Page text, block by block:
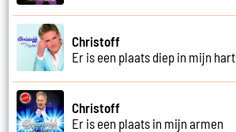
Christoff
Er is een plaats diep in mijn hart
Christoff
Er is een plaats in mijn armen